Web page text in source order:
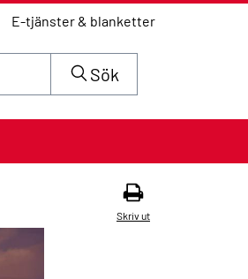
E-tjänster & blanketter
Sök
Skriv ut